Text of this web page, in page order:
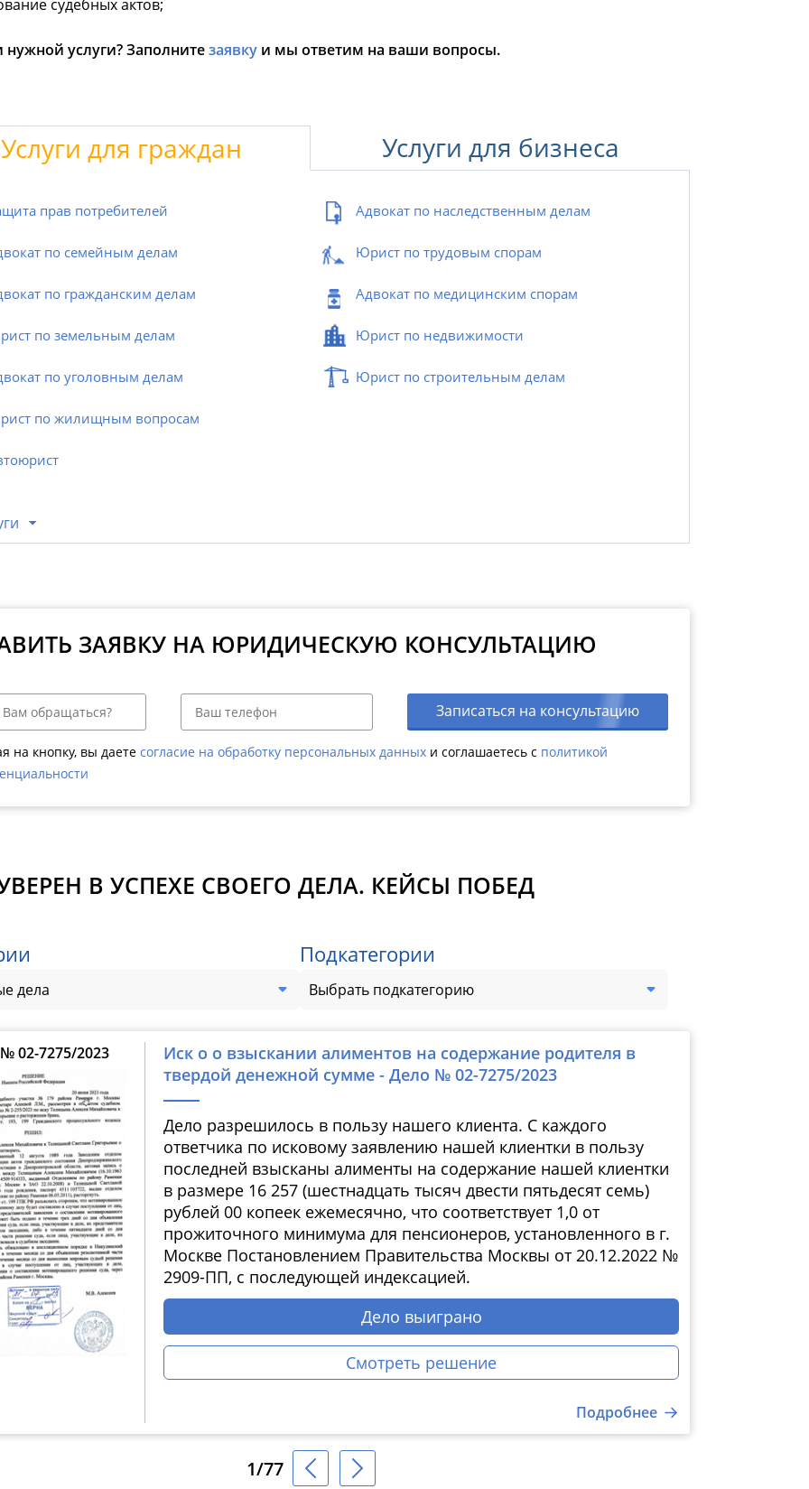
судебных актов;
услуги? Заполнитезаявку и мы ответим на ваши вопросы.
Услуги для граждан Услуги для бизнеса
прав потребителей
по семейным делам
по гражданским делам
по земельным делам
по уголовным делам
по жилищным вопросам
Адвокат по наследственным делам
Юрист по трудовым спорам
Адвокат по медицинским спорам
Юрист по недвижимости
Юрист по строительным делам
ЗАЯВКУ НА ЮРИДИЧЕСКУЮ КОНСУЛЬТАЦИЮ
Записаться на консультацию
на кнопку, вы даете согласие на обработку персональных данных и соглашаетесь c политикой
В УСПЕХЕ СВОЕГО ДЕЛА. КЕЙСЫ ПОБЕД
дела
Подкатегории
Выбрать подкатегорию
02-7275/2023
Иск о о взыскании алиментов на содержание родителя в
твердой денежной сумме - Дело № 02-7275/2023
Дело разрешилось в пользу нашего клиента. С каждого
ответчика по исковому заявлению нашей клиентки в пользу
последней взысканы алименты на содержание нашей клиентки
в размере 16 257 (шестнадцать тысяч двести пятьдесят семь)
рублей 00 копеек ежемесячно, что соответствует 1,0 от
прожиточного минимума для пенсионеров, установленного в г.
Москве Постановлением Правительства Москвы от 20.12.2022 №
2909-ПП, с последующей индексацией.
Дело выиграно
Смотреть решение
Подробнее
1/77